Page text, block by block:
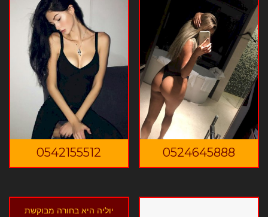
0524645888
0542155512
יוליה היא בחורה מבוקשת